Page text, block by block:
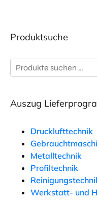
Produktsuche
Suchen
nach:
Auszug
Drucklufttechnik
Metalltechnik
Profiltechnik
Werkstatt- und